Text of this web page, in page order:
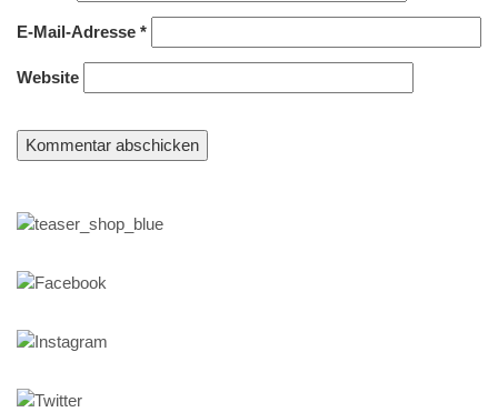
E-Mail-Adresse *
Website